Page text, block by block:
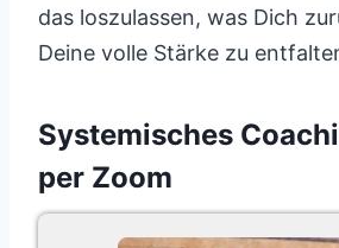
das loszulassen, was Dich
Deine volle Stärke zu
Systemisches
per Zoom